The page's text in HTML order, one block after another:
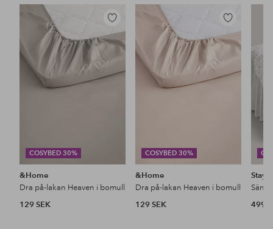
COSYBED 30%
Lägg
till
i
favoriter
&Home
Dra på-lakan Heaven i bomull
129 SEK
COSYBED 30%
Lägg
till
i
&Home
Dra på-lakan Heaven i bomull
129 SEK
499